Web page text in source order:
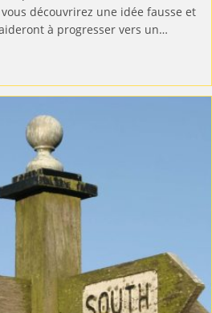
découvrirez une idée fausse et
à progresser vers un…